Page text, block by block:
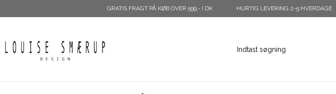
GRATIS FRAGT PÅ KØB OVER 599,- I DK HURTIG LEVERING 2-5 HVERDAGE